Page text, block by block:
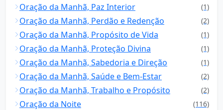
Oração da Manhã, Paz Interior (1)
Oração da Manhã, Perdão e Redenção (2)
Oração da Manhã, Propósito de Vida (1)
Oração da Manhã, Proteção Divina (1)
Oração da Manhã, Sabedoria e Direção (1)
Oração da Manhã, Saúde e Bem-Estar (2)
Oração da Manhã, Trabalho e Propósito (2)
Oração da Noite (116)